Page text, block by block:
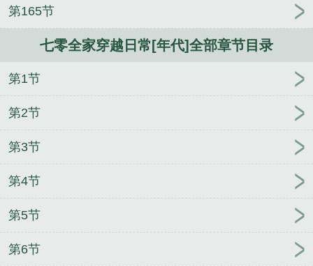
第165节
七零全家穿越日常[年代]全部章节目录
第1节
第2节
第3节
第4节
第5节
第6节